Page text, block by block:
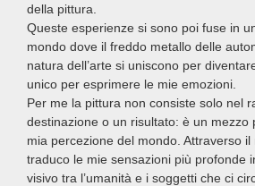
della pittura.
Queste esperienze si sono poi fuse in
mondo dove il freddo metallo delle
natura dell’arte si uniscono per
unico per esprimere le mie emozioni.
Per me la pittura non consiste solo nel
destinazione o un risultato: è un mezzo
mia percezione del mondo. Attraverso il
traduco le mie sensazioni più profonde
visivo tra l’umanità e i soggetti che ci